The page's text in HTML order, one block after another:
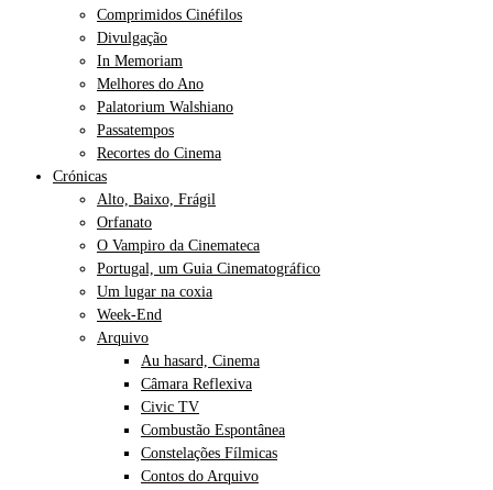
Comprimidos Cinéfilos
Divulgação
In Memoriam
Melhores do Ano
Palatorium Walshiano
Passatempos
Recortes do Cinema
Crónicas
Alto, Baixo, Frágil
Orfanato
O Vampiro da Cinemateca
Portugal, um Guia Cinematográfico
Um lugar na coxia
Week-End
Arquivo
Au hasard, Cinema
Câmara Reflexiva
Civic TV
Combustão Espontânea
Constelações Fílmicas
Contos do Arquivo